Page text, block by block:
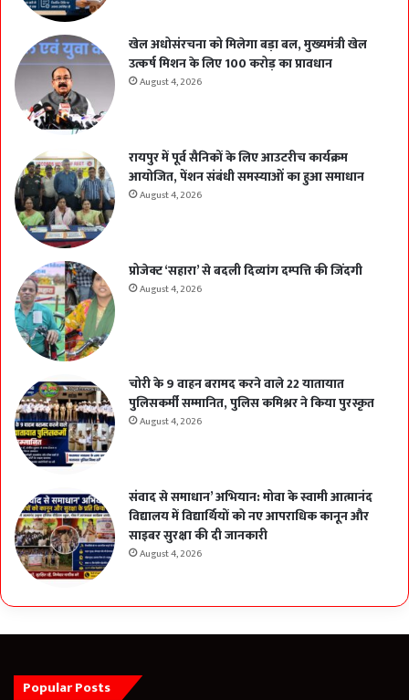
खेल अधोसंरचना को मिलेगा बड़ा बल, मुख्यमंत्री खेल
उत्कर्ष मिशन के लिए 100 करोड़ का प्रावधान
August 4, 2026
रायपुर में पूर्व सैनिकों के लिए आउटरीच कार्यक्रम
आयोजित, पेंशन संबंधी समस्याओं का हुआ समाधान
August 4, 2026
प्रोजेक्ट ‘सहारा’ से बदली दिव्यांग दम्पत्ति की जिंदगी
August 4, 2026
चोरी के 9 वाहन बरामद करने वाले 22 यातायात
पुलिसकर्मी सम्मानित, पुलिस कमिश्नर ने किया पुरस्कृत
August 4, 2026
संवाद से समाधान’ अभियान: मोवा के स्वामी आत्मानंद
विद्यालय में विद्यार्थियों को नए आपराधिक कानून और
साइबर सुरक्षा की दी जानकारी
August 4, 2026
Popular Posts